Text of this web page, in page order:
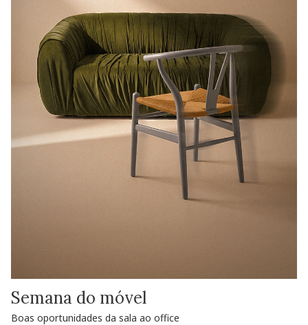
Semana do móvel
Boas oportunidades da sala ao office